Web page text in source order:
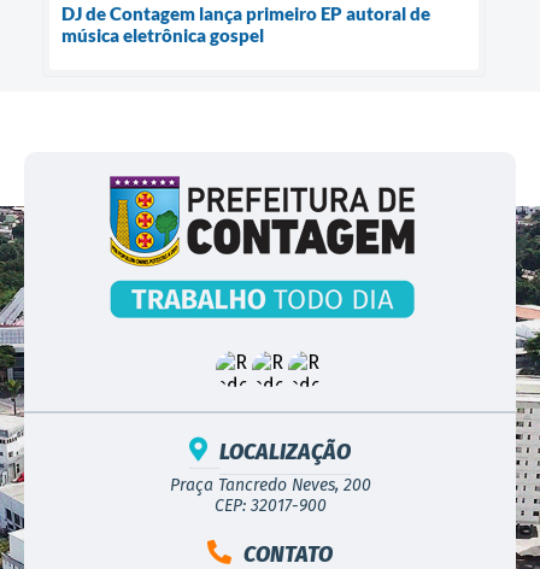
DJ de Contagem lança primeiro EP autoral de
música eletrônica gospel
LOCALIZAÇÃO
Praça Tancredo Neves, 200
CEP: 32017-900
CONTATO